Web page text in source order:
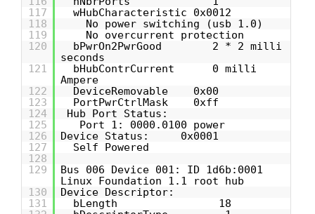
117
wHubCharacteristic 0x0012
118
No power switching (usb 1.0)
119
No overcurrent protection
120
bPwrOn2PwrGood 2 * 2 milli
seconds
121
bHubContrCurrent 0 milli
Ampere
122
DeviceRemovable 0x00
123
PortPwrCtrlMask 0xff
124
Hub Port Status:
125
Port 1: 0000.0100 power
126
Device Status: 0x0001
127
Self Powered
128
129
Bus 006 Device 001: ID 1d6b:0001
Linux Foundation 1.1 root hub
130
Device Descriptor:
131
bLength 18